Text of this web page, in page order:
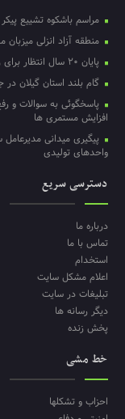
مراسم باشکوه تشییع
منطقه آزاد انزلی
پایان ۲۰ سال انتظار برای رینگ دور شهر رشت
گام بلند استان گیلان
افزایش مستمری ها
پیگیری میدانی
واحدهای تولیدی
دسترسی سریع
درباره ما
تماس با ما
استخدام
اعلام مشکل سایت
تبلیغات در سایت
دیگر رسانه ها
پخش زنده
خط مشی
احزاب و تشکلها